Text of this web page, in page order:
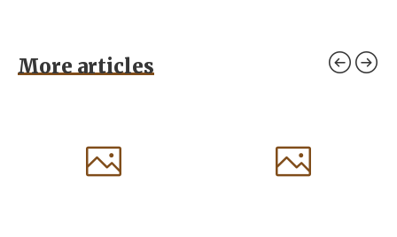
More articles